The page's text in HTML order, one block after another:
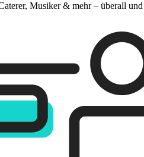
Musiker & mehr – überall und